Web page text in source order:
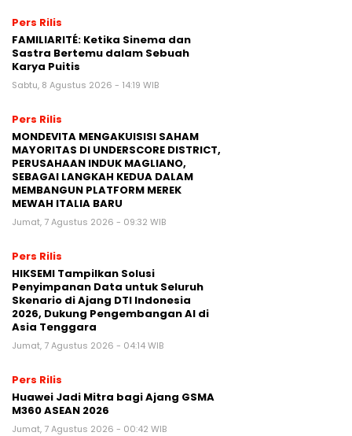
Pers Rilis
FAMILIARITÉ: Ketika Sinema dan
Sastra Bertemu dalam Sebuah
Karya Puitis
Sabtu, 8 Agustus 2026 - 14:19 WIB
Pers Rilis
MONDEVITA MENGAKUISISI SAHAM
MAYORITAS DI UNDERSCORE DISTRICT,
PERUSAHAAN INDUK MAGLIANO,
SEBAGAI LANGKAH KEDUA DALAM
MEMBANGUN PLATFORM MEREK
MEWAH ITALIA BARU
Jumat, 7 Agustus 2026 - 09:32 WIB
Pers Rilis
HIKSEMI Tampilkan Solusi
Penyimpanan Data untuk Seluruh
Skenario di Ajang DTI Indonesia
2026, Dukung Pengembangan AI di
Asia Tenggara
Jumat, 7 Agustus 2026 - 04:14 WIB
Pers Rilis
Huawei Jadi Mitra bagi Ajang GSMA
M360 ASEAN 2026
Jumat, 7 Agustus 2026 - 00:42 WIB